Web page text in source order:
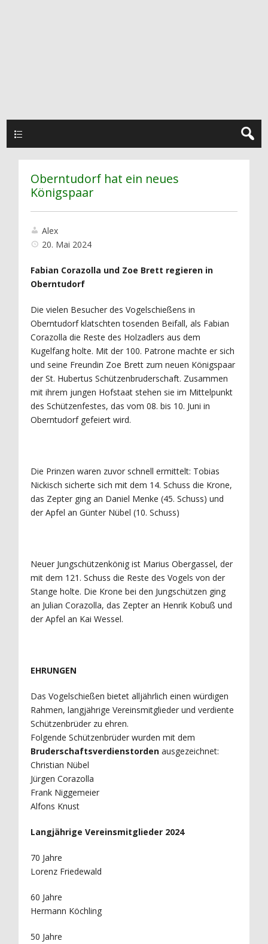
Oberntudorf hat ein neues
Königspaar
Alex
20. Mai 2024
Fabian Corazolla und Zoe Brett regieren in
Oberntudorf
Die vielen Besucher des Vogelschießens in
Oberntudorf klatschten tosenden Beifall, als Fabian
Corazolla die Reste des Holzadlers aus dem
Kugelfang holte. Mit der 100. Patrone machte er sich
und seine Freundin Zoe Brett zum neuen Königspaar
der St. Hubertus Schützenbruderschaft. Zusammen
mit ihrem jungen Hofstaat stehen sie im Mittelpunkt
des Schützenfestes, das vom 08. bis 10. Juni in
Oberntudorf gefeiert wird.
Die Prinzen waren zuvor schnell ermittelt: Tobias
Nickisch sicherte sich mit dem 14. Schuss die Krone,
das Zepter ging an Daniel Menke (45. Schuss) und
der Apfel an Günter Nübel (10. Schuss)
Neuer Jungschützenkönig ist Marius Obergassel, der
mit dem 121. Schuss die Reste des Vogels von der
Stange holte. Die Krone bei den Jungschützen ging
an Julian Corazolla, das Zepter an Henrik Kobuß und
der Apfel an Kai Wessel.
EHRUNGEN
Das Vogelschießen bietet alljährlich einen würdigen
Rahmen, langjährige Vereinsmitglieder und verdiente
Schützenbrüder zu ehren.
Folgende Schützenbrüder wurden mit dem
Bruderschaftsverdienstorden ausgezeichnet:
Christian Nübel
Jürgen Corazolla
Frank Niggemeier
Alfons Knust
Langjährige Vereinsmitglieder 2024
70 Jahre
Lorenz Friedewald
60 Jahre
Hermann Köchling
50 Jahre